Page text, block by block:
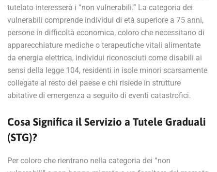
tutelato interesserà i “non vulnerabili.” La categoria dei
vulnerabili comprende individui di età superiore a 75 anni,
persone in difficoltà economica, coloro che necessitano di
apparecchiature mediche o terapeutiche vitali alimentate
da energia elettrica, individui riconosciuti come disabili ai
sensi della legge 104, residenti in isole minori scarsamente
collegate al resto del paese e chi risiede in strutture
abitative di emergenza a seguito di eventi catastrofici.
Cosa Significa il Servizio a Tutele Graduali
(STG)?
Per coloro che rientrano nella categoria dei “non